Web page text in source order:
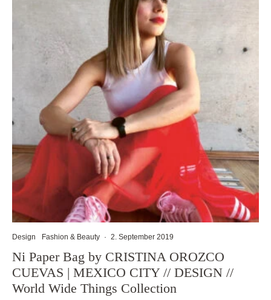
Design Fashion & Beauty · 2. September 2019
Ni Paper Bag by CRISTINA OROZCO
CUEVAS | MEXICO CITY // DESIGN //
World Wide Things Collection